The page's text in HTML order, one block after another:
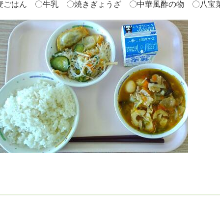
ごはん 〇牛乳 〇焼きぎょうざ 〇中華風酢の物 〇八宝